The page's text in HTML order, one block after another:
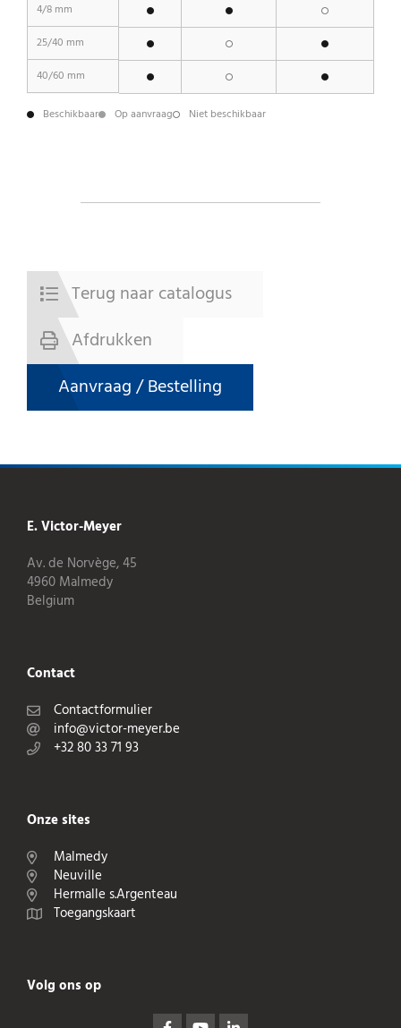
4/8 mm
25/40 mm
40/60 mm
Beschikbaar Op aanvraag Niet beschikbaar
Terug naar catalogus
Afdrukken
Aanvraag / Bestelling
E. Victor-Meyer
Av. de Norvège, 45
4960 Malmedy
Belgium
Contact
Contactformulier
info@victor-meyer.be
+32 80 33 71 93
Onze sites
Malmedy
Neuville
Hermalle s.Argenteau
Toegangskaart
Volg ons op